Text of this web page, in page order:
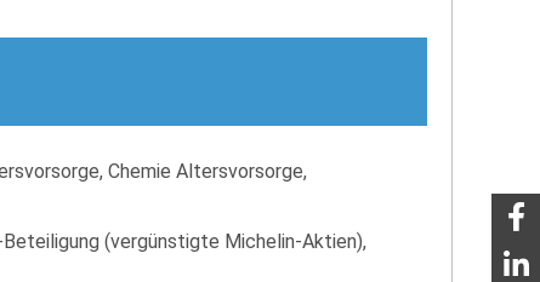
Chemie Altersvorsorge,
(vergünstigte Michelin-Aktien),